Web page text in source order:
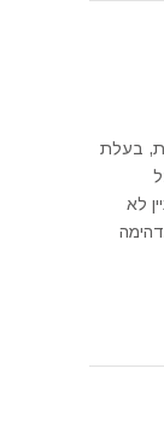
בעלת
לא